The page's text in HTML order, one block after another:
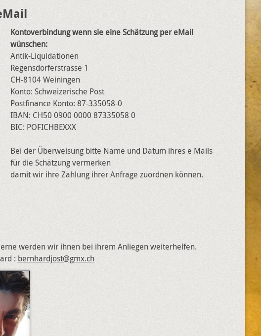
Kontoverbindung wenn sie eine Schätzung per eMail
wünschen:
Antik-Liquidationen
Regensdorferstrasse 1
CH-8104 Weiningen
Konto: Schweizerische Post
Postfinance Konto: 87-335058-0
IBAN: CH50 0900 0000 87335058 0
BIC: POFICHBEXXX
Bei der Überweisung bitte Name und Datum ihres e Mails
für die Schätzung vermerken
damit wir ihre Zahlung ihrer Anfrage zuordnen können.
werden wir ihnen bei ihrem Anliegen weiterhelfen.
: bernhardjost@gmx.ch